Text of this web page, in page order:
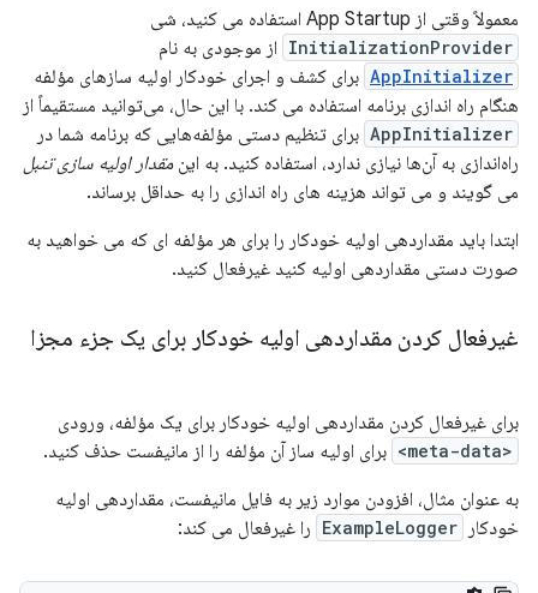
معمولاً وقتی از App Startup استفاده می کنید، شی
InitializationProvider از موجودی به نام
AppInitializer برای کشف و اجرای خودکار اولیه سازهای مؤلفه
هنگام راه اندازی برنامه استفاده می کند. با این حال، می‌توانید مستقیماً از
AppInitializer برای تنظیم دستی مؤلفه‌هایی که برنامه شما در
راه‌اندازی به آن‌ها نیازی ندارد، استفاده کنید. به این مقدار اولیه سازی تنبل
می گویند و می تواند هزینه های راه اندازی را به حداقل برساند.
ابتدا باید مقداردهی اولیه خودکار را برای هر مؤلفه ای که می خواهید به
صورت دستی مقداردهی اولیه کنید غیرفعال کنید.
غیرفعال کردن مقداردهی اولیه خودکار برای یک جزء مجزا
برای غیرفعال کردن مقداردهی اولیه خودکار برای یک مؤلفه، ورودی
<meta-data>
برای اولیه ساز آن مؤلفه را از مانیفست حذف کنید.
به عنوان مثال، افزودن موارد زیر به فایل مانیفست، مقداردهی اولیه
خودکار
ExampleLogger را غیرفعال می کند: